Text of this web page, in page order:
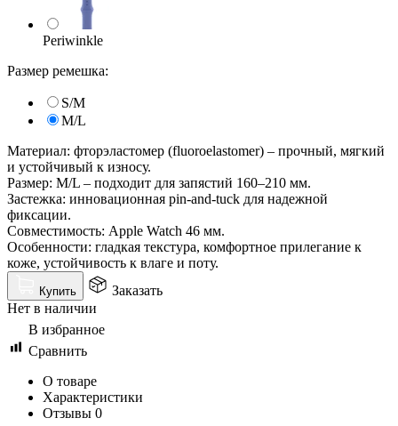
Periwinkle
Размер ремешка:
S/M
M/L
Материал: фторэластомер (fluoroelastomer) – прочный, мягкий
и устойчивый к износу.
Размер: M/L – подходит для запястий 160–210 мм.
Застежка: инновационная pin-and-tuck для надежной
фиксации.
Совместимость: Apple Watch 46 мм.
Особенности: гладкая текстура, комфортное прилегание к
коже, устойчивость к влаге и поту.
Купить
Заказать
Нет в наличии
В избранное
Сравнить
О товаре
Характеристики
Отзывы 0